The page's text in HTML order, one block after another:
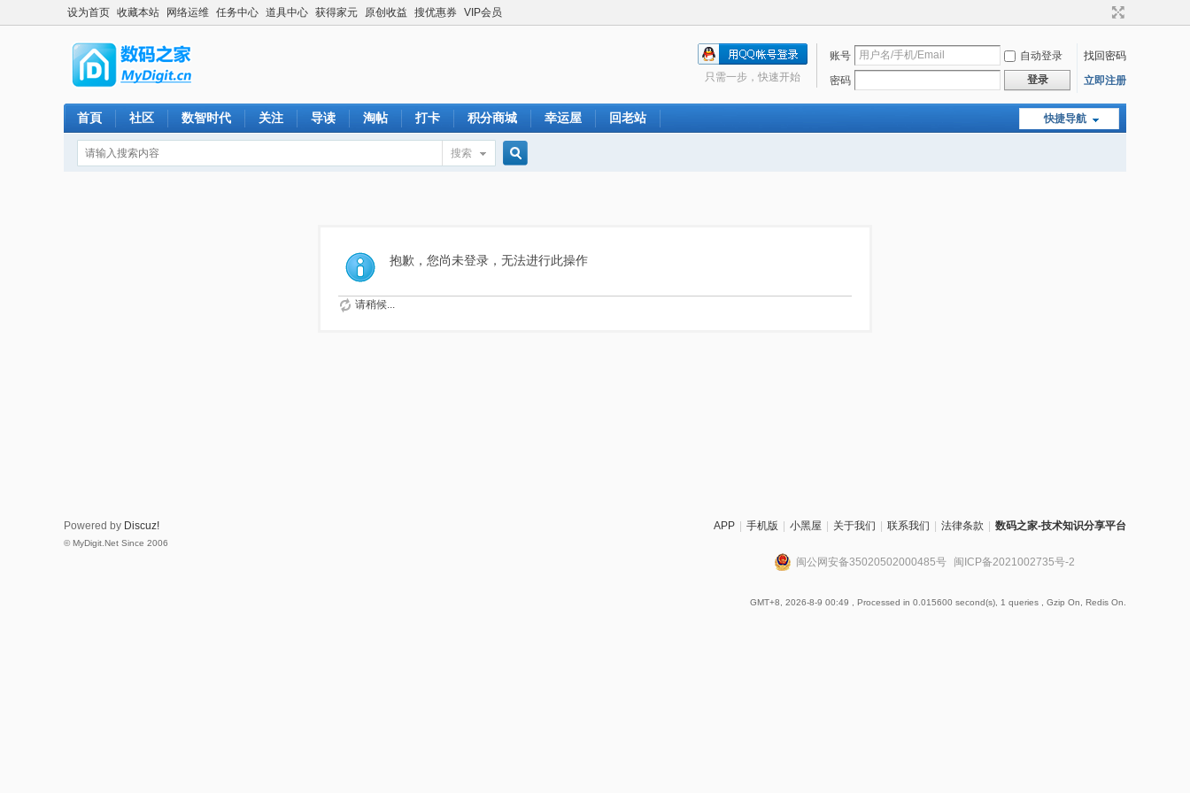
设为首页 收藏本站 网络运维 任务中心 道具中心 获得家元 原创收益 搜优惠券 VIP会员
账号 自动登录
找回密码
密码
登录 立即注册
只需一步，快速开始
快捷导航
首頁 社区 数智时代 关注 导读 淘帖 打卡 积分商城 幸运屋 回老站
搜索
索
抱歉，您尚未登录，无法进行此操作
请稍候...
APP 手机版 小黑屋 关于我们 联系我们 法律条款 数码之家-技术知识分享平台
闽公网安备35020502000485号 闽ICP备2021002735号-2
GMT+8, 2026-8-9 00:49 , Processed in 0.015600 second(s), 1 queries , Gzip On, Redis On.
Powered by Discuz!
© MyDigit.Net Since 2006